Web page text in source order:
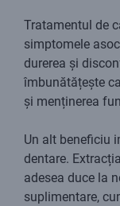
Tratamentul de
simptomele
durerea și
îmbunătățește
și menținerea
Un alt beneficiu
dentare.
adesea duce la
suplimentare,